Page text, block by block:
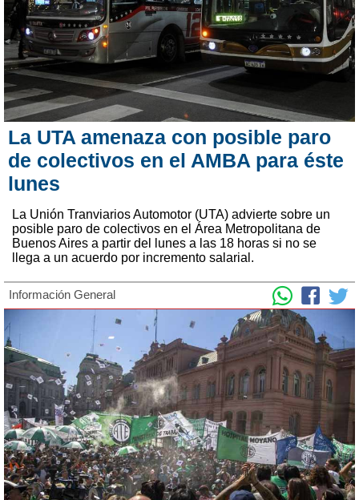
La UTA amenaza con posible paro
de colectivos en el AMBA para éste
lunes
La Unión Tranviarios Automotor (UTA) advierte sobre un
posible paro de colectivos en el Área Metropolitana de
Buenos Aires a partir del lunes a las 18 horas si no se
llega a un acuerdo por incremento salarial.
Información General